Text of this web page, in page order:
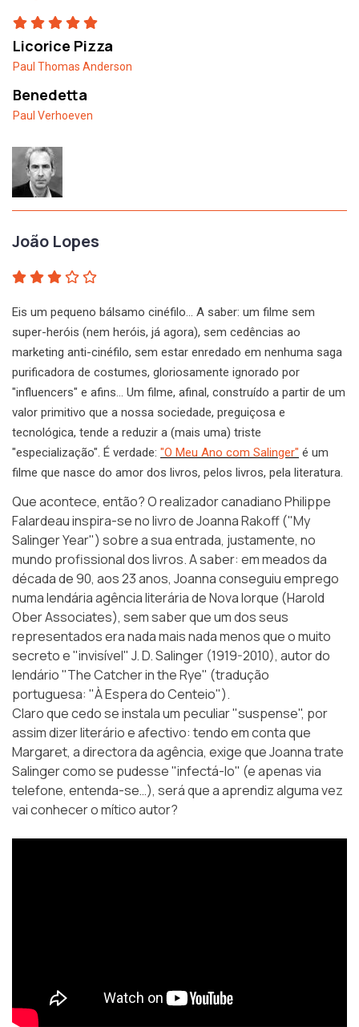
Licorice Pizza
Paul Thomas Anderson
Benedetta
Paul Verhoeven
João Lopes
Eis um pequeno bálsamo cinéfilo… A saber: um filme sem
super-heróis (nem heróis, já agora), sem cedências ao
marketing anti-cinéfilo, sem estar enredado em nenhuma saga
purificadora de costumes, gloriosamente ignorado por
"influencers" e afins… Um filme, afinal, construído a partir de um
valor primitivo que a nossa sociedade, preguiçosa e
tecnológica, tende a reduzir a (mais uma) triste
"especialização". É verdade: "O Meu Ano com Salinger" é um
filme que nasce do amor dos livros, pelos livros, pela literatura.
Que acontece, então? O realizador canadiano Philippe
Falardeau inspira-se no livro de Joanna Rakoff ("My
Salinger Year") sobre a sua entrada, justamente, no
mundo profissional dos livros. A saber: em meados da
década de 90, aos 23 anos, Joanna conseguiu emprego
numa lendária agência literária de Nova Iorque (Harold
Ober Associates), sem saber que um dos seus
representados era nada mais nada menos que o muito
secreto e "invisível" J. D. Salinger (1919-2010), autor do
lendário "The Catcher in the Rye" (tradução
portuguesa: "À Espera do Centeio").
Claro que cedo se instala um peculiar "suspense", por
assim dizer literário e afectivo: tendo em conta que
Margaret, a directora da agência, exige que Joanna trate
Salinger como se pudesse "infectá-lo" (e apenas via
telefone, entenda-se…), será que a aprendiz alguma vez
vai conhecer o mítico autor?